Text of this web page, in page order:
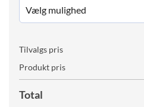
Tilvalgs pris
Produkt pris
Total